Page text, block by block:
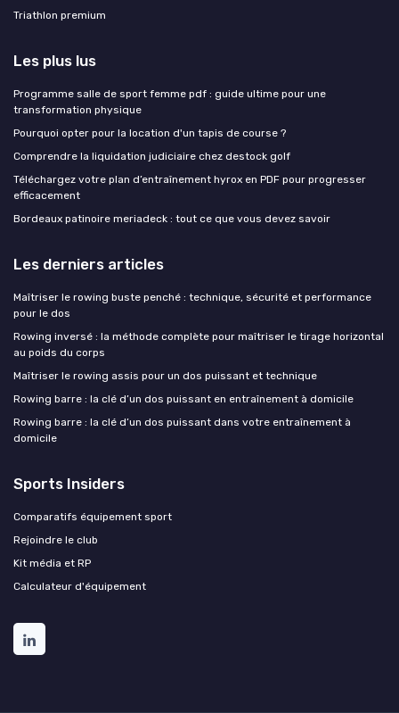
Triathlon premium
Les plus lus
Programme salle de sport femme pdf : guide ultime pour une
transformation physique
Pourquoi opter pour la location d'un tapis de course ?
Comprendre la liquidation judiciaire chez destock golf
Téléchargez votre plan d’entraînement hyrox en PDF pour progresser
efficacement
Bordeaux patinoire meriadeck : tout ce que vous devez savoir
Les derniers articles
Maîtriser le rowing buste penché : technique, sécurité et performance
pour le dos
Rowing inversé : la méthode complète pour maîtriser le tirage horizontal
au poids du corps
Maîtriser le rowing assis pour un dos puissant et technique
Rowing barre : la clé d’un dos puissant en entraînement à domicile
Rowing barre : la clé d’un dos puissant dans votre entraînement à
domicile
Sports Insiders
Comparatifs équipement sport
Rejoindre le club
Kit média et RP
Calculateur d'équipement